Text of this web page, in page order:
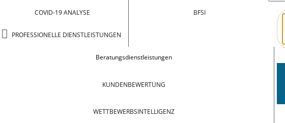
COVID-19 ANALYSE
PROFESSIONELLE DIENSTLEISTUNGEN
BFSI
Beratungsdienstleistungen
KUNDENBEWERTUNG
WETTBEWERBSINTELLIGENZ